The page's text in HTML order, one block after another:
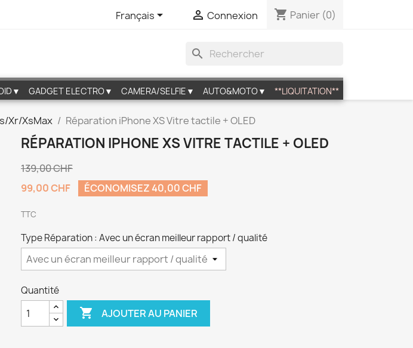
Français  Connexion shopping_cart Panier (0)
search
GADGET ELECTRO▼ CAMERA/SELFIE▼ AUTO&MOTO▼ **LIQUITATION**
Xr/XsMax Réparation iPhone XS Vitre tactile + OLED
RÉPARATION IPHONE XS VITRE TACTILE + OLED
139,00 CHF
99,00 CHF
ÉCONOMISEZ 40,00 CHF
TTC
Type Réparation : Avec un écran meilleur rapport / qualité
Quantité
 AJOUTER AU PANIER